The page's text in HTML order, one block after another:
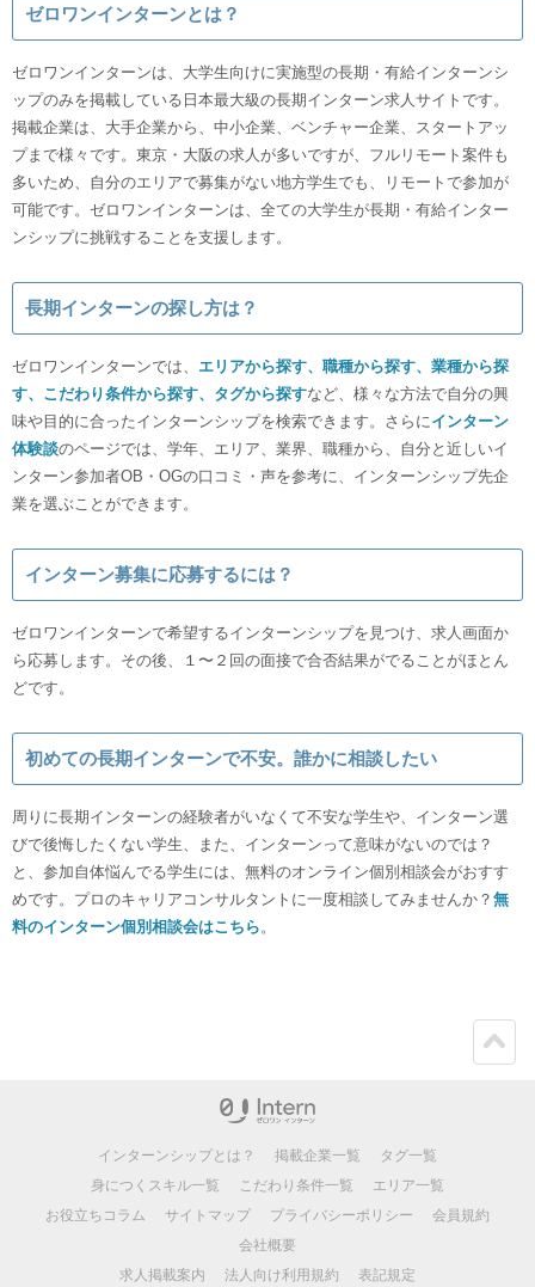
ゼロワンインターンとは？
ゼロワンインターンは、大学生向けに実施型の長期・有給インターンシ
ップのみを掲載している日本最大級の長期インターン求人サイトです。
掲載企業は、大手企業から、中小企業、ベンチャー企業、スタートアッ
プまで様々です。東京・大阪の求人が多いですが、フルリモート案件も
多いため、自分のエリアで募集がない地方学生でも、リモートで参加が
可能です。ゼロワンインターンは、全ての大学生が長期・有給インター
ンシップに挑戦することを支援します。
長期インターンの探し方は？
ゼロワンインターンでは、 エリアから探す、 職種から探す、 業種から探
す、 こだわり条件から探す、 タグから探すなど、様々な方法で自分の興
味や目的に合ったインターンシップを検索できます。さらに インターン
体験談のページでは、学年、エリア、業界、職種から、自分と近しいイ
ンターン参加者OB・OGの口コミ・声を参考に、インターンシップ先企
業を選ぶことができます。
インターン募集に応募するには？
ゼロワンインターンで希望するインターンシップを見つけ、求人画面か
ら応募します。その後、１〜２回の面接で合否結果がでることがほとん
どです。
初めての長期インターンで不安。誰かに相談したい
周りに長期インターンの経験者がいなくて不安な学生や、インターン選
びで後悔したくない学生、また、インターンって意味がないのでは？
と、参加自体悩んでる学生には、無料のオンライン個別相談会がおすす
めです。プロのキャリアコンサルタントに一度相談してみませんか？ 無
料のインターン個別相談会はこちら 。
インターンシップとは？ 掲載企業一覧
タグ一覧
身につくスキル一覧
こだわり条件一覧
エリア一覧
お役立ちコラム
サイトマップ プライバシーポリシー
会員規約
会社概要
求人掲載案内
法人向け利用規約 表記規定